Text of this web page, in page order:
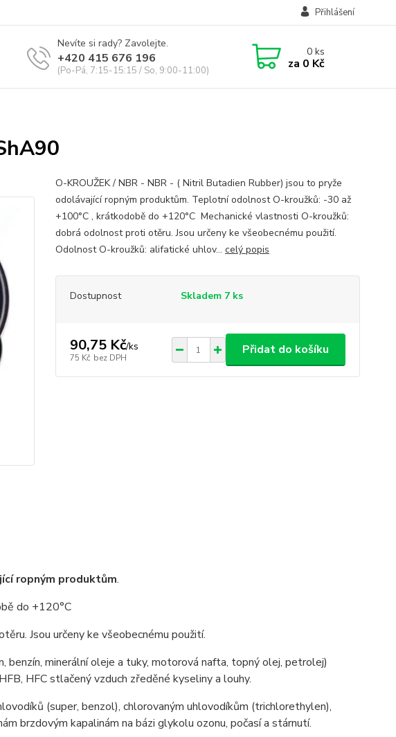
Přihlášení
Nevíte si rady? Zavolejte.
+420 415 676 196
(Po-Pá, 7:15-15:15 / So, 9:00-11:00)
0ks
za 0 Kč
O-KROUŽEK / NBR - NBR - ( Nitril Butadien Rubber) jsou to pryže
odolávající ropným produktům. Teplotní odolnost O-kroužků: -30 až
+100°C , krátkodobě do +120°C Mechanické vlastnosti O-kroužků:
dobrá odolnost proti otěru. Jsou určeny ke všeobecnému použití.
Odolnost O-kroužků: alifatické uhlov... celý popis
Dostupnost Skladem 7 ks
90,75 Kč/ks
75 Kč bez DPH
Přidat do košíku
ropným produktům.
do +120°C
Jsou určeny ke všeobecnému použití.
benzín, minerální oleje a tuky, motorová nafta, topný olej, petrolej)
HFC stlačený vzduch zředěné kyseliny a louhy.
(super, benzol), chlorovaným uhlovodíkům (trichlorethylen),
brzdovým kapalinám na bázi glykolu ozonu, počasí a stárnutí.